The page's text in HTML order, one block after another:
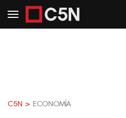
C5N > ECONOMÍA